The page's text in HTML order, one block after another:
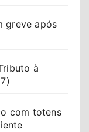
greve após
à
com totens